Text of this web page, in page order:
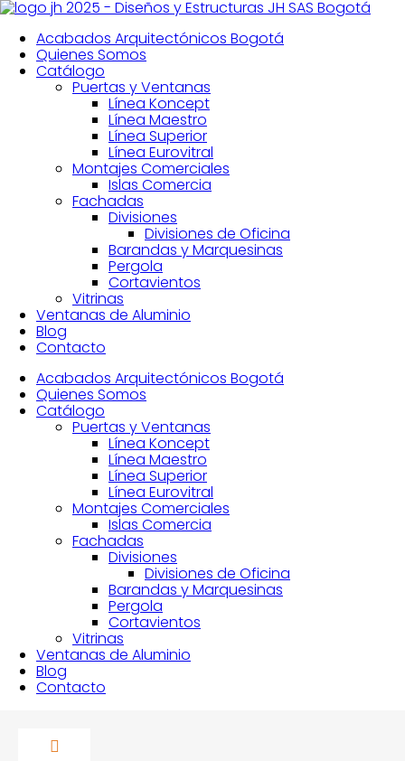
PUERTA CORREDIZA 8025
Skip
contentAcabados Arquitectónicos Bogotá
Quienes Somos
Catálogo
Puertas y Ventanas
Línea Koncept
Línea Maestro
Línea Superior
Línea Eurovitral
Montajes Comerciales
Islas Comercia
Fachadas
Divisiones
Divisiones de Oficina
Barandas y Marquesinas
Pergola
Cortavientos
Vitrinas
Ventanas de Aluminio
Blog
Contacto
Acabados Arquitectónicos Bogotá
Quienes Somos
Catálogo
Puertas y Ventanas
Línea Koncept
Línea Maestro
Línea Superior
Línea Eurovitral
Montajes Comerciales
Islas Comercia
Fachadas
Divisiones
Divisiones de Oficina
Barandas y Marquesinas
Pergola
Cortavientos
Vitrinas
Ventanas de Aluminio
Blog
Contacto